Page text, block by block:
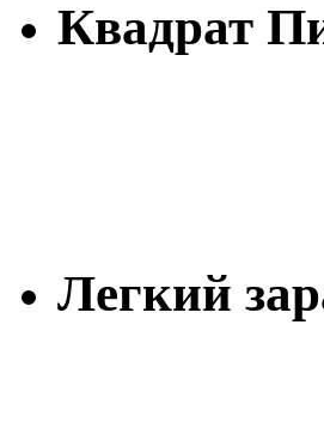
Квадрат
Легкий